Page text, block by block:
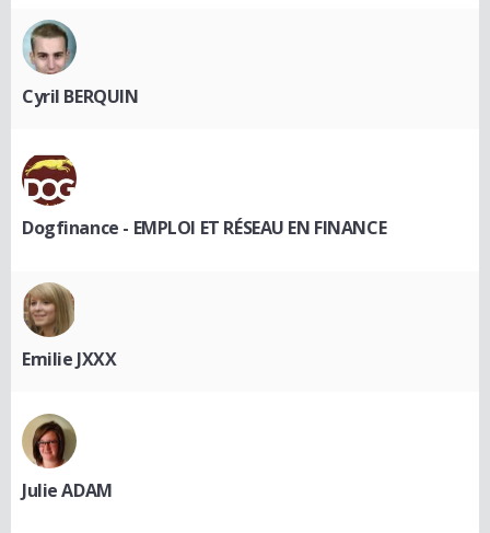
Cyril BERQUIN
Dogfinance - EMPLOI ET RÉSEAU EN FINANCE
Emilie JXXX
Julie ADAM